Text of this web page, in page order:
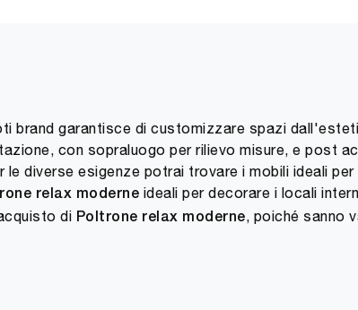
brand garantisce di customizzare spazi
con sopraluogo per rilievo misure, e post
diverse esigenze potrai trovare i mobili ideali
relax moderne ideali per decorare i locali
di Poltrone relax moderne, poiché sanno